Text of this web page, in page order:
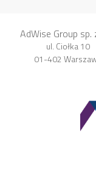
AdWise Group sp.
ul. Ciołka 10
01-402